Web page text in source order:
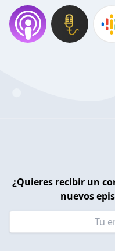
¿Quieres recibir un
nuevos